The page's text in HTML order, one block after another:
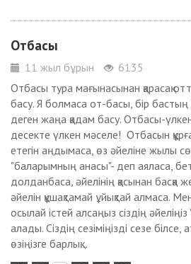
Отбасы
11 жыл бұрын
6135
Отбасы тура мағынасынан қарасақ
басу. Я болмаса от-басы, бір бастың
деген жаңа қадам басу. Отбасы-
десекте үлкен мәселе! Отбасын
етегін аңдымаса, өз әйеліне жылы
"баларымның анасы"- деп аяласа,
долданбаса, әйелінің қасынан басқа
әйелін құшақтамай ұйықтай алмаса.
осылай істей алсаңыз сіздің
алады. Сіздің сезіміңізді сезе білсе,
өзіңізге барлық...